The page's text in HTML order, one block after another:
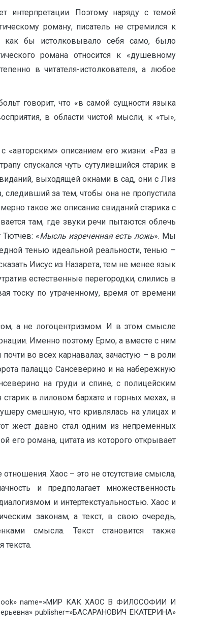
интерпретации. Поэтому наряду с темой
роману, писатель не стремился к
как бы истолковывало себя само, было
романа относится к «душевному
в читателя-истолкователя, а любое
говорит, что «в самой сущности языка
в области чистой мысли, к «ты»,
«авторским» описанием его жизни: «Раз в
спускался чуть сутулившийся старик в
выходящей окнами в сад, они с Лиз
следивший за тем, чтобы она не пропустила
такое же описание свиданий старика с
там, где звуки речи пытаются облечь
Тютчев: «Мысль изреченная есть ложь». Мы
тенью идеальной реальности, тенью –
Иисус из Назарета, тем не менее язык
естественные перегородки, слились в
тоску по утраченному, время от времени
а не логоцентризмом. И в этом смысле
Именно поэтому Ермо, а вместе с ним
во всех карнавалах, зачастую – в роли
палаццо Сансеверино и на набережную
на груди и спине, с полицейским
в лиловом бархате и горных мехах, в
смешную, что кривлялась на улицах и
жест давно стал одним из непременных
его романа, цитата из которого открывает
Хаос – это не отсутствие смысла,
и предполагает множественность
и интертекстуальностью. Хаос и
законам, а текст, в свою очередь,
смысла. Текст становится также
name=»МИР КАК ХАОС В ФИЛОСОФИИ И
publisher=»БАСАРАНОВИЧ ЕКАТЕРИНА»